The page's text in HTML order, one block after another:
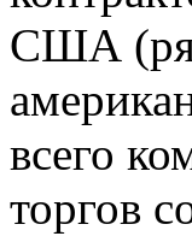
США
всего
торгов